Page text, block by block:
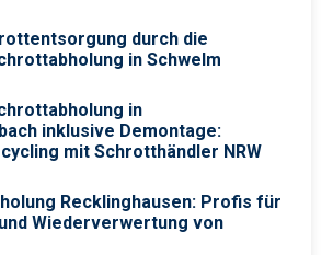
durch die
in Schwelm
in
inklusive Demontage:
mit Schrotthändler NRW
Recklinghausen: Profis für
Wiederverwertung von